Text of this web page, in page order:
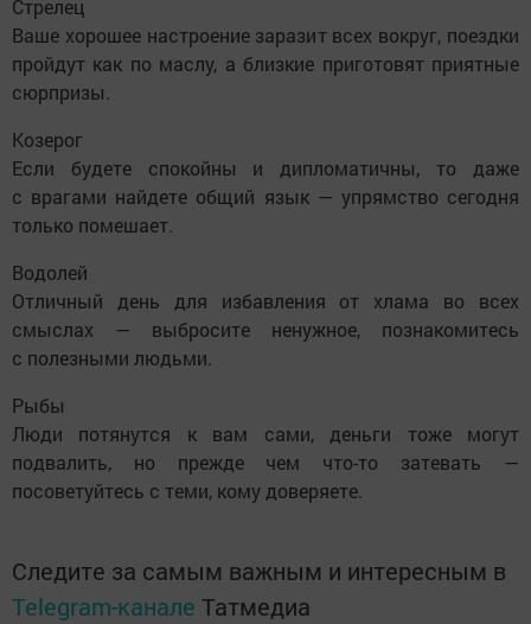
Стрелец
Ваше хорошее настроение заразит всех вокруг, поездки
пройдут как по маслу, а близкие приготовят приятные
сюрпризы.
Козерог
Если будете спокойны и дипломатичны, то даже
с врагами найдете общий язык — упрямство сегодня
только помешает.
Водолей
Отличный день для избавления от хлама во всех
смыслах — выбросите ненужное, познакомитесь
с полезными людьми.
Рыбы
Люди потянутся к вам сами, деньги тоже могут
подвалить, но прежде чем что-то затевать —
посоветуйтесь с теми, кому доверяете.
Следите за самым важным и интересным в
Telegram-канале Татмедиа